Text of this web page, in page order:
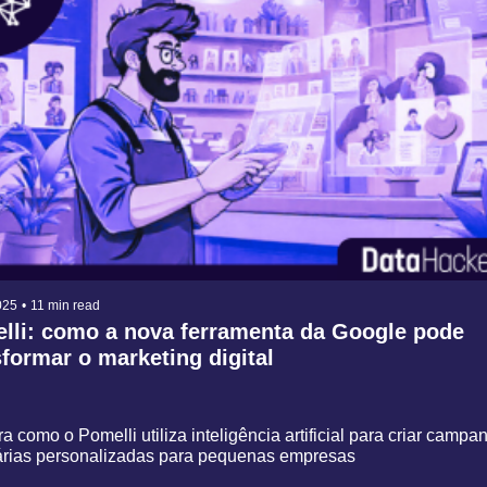
• 11 min read
como a nova ferramenta da Google pode
o marketing digital
como o Pomelli utiliza inteligência artificial para criar
personalizadas para pequenas empresas